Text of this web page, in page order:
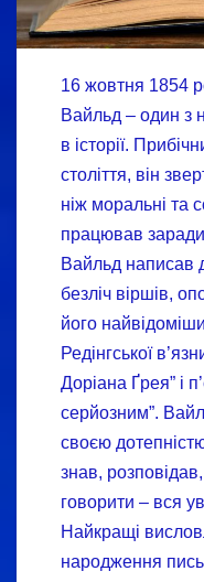
16 жовтня 1854
Вайльд – один з
в історії.
століття, він
ніж моральні та
працював
Вайльд написав
безліч віршів,
його
Редінгської
Доріана Ґрея” і
серйозним”.
своєю
знав,
говорити – вся
Найкращі
народження